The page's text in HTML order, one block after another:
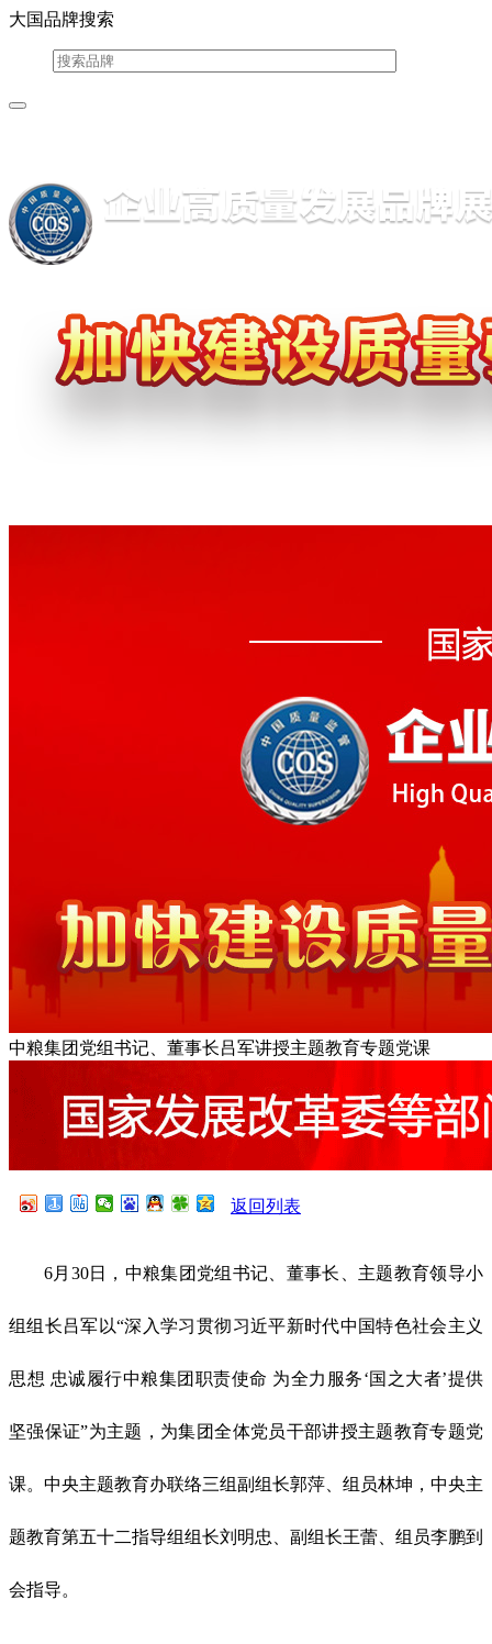
大国品牌搜索
中粮集团党组书记、董事长吕军讲授主题教育专题党课
返回列表
6月30日，中粮集团党组书记、董事长、主题教育领导小
组组长吕军以“深入学习贯彻习近平新时代中国特色社会主义
思想 忠诚履行中粮集团职责使命 为全力服务‘国之大者’提供
坚强保证”为主题，为集团全体党员干部讲授主题教育专题党
课。中央主题教育办联络三组副组长郭萍、组员林坤，中央主
题教育第五十二指导组组长刘明忠、副组长王蕾、组员李鹏到
会指导。